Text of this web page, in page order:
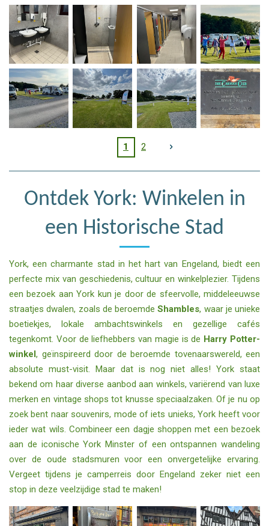
1 2
Ontdek York: Winkelen in
een Historische Stad
York, een charmante stad in het hart van Engeland, biedt een
perfecte mix van geschiedenis, cultuur en winkelplezier. Tijdens
een bezoek aan York kun je door de sfeervolle, middeleeuwse
straatjes dwalen, zoals de beroemdeShambles, waar je unieke
boetiekjes, lokale ambachtswinkels en gezellige cafés
tegenkomt. Voor de liefhebbers van magie is de Harry Potter-
winkel, geïnspireerd door de beroemde tovenaarswereld, een
absolute must-visit. Maar dat is nog niet alles! York staat
bekend om haar diverse aanbod aan winkels, variërend van luxe
merken en vintage shops tot knusse speciaalzaken. Of je nu op
zoek bent naar souvenirs, mode of iets unieks, York heeft voor
ieder wat wils. Combineer een dagje shoppen met een bezoek
aan de iconische York Minster of een ontspannen wandeling
over de oude stadsmuren voor een onvergetelijke ervaring.
Vergeet tijdens je camperreis door Engeland zeker niet een
stop in deze veelzijdige stad te maken!